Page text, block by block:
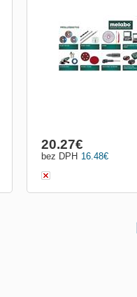
16.48€
bez DPH
20.27€